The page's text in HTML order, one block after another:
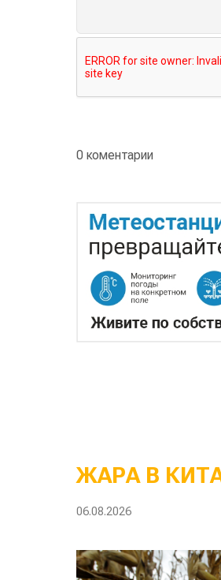
0 коментарии
ЖАРА В
06.08.2026